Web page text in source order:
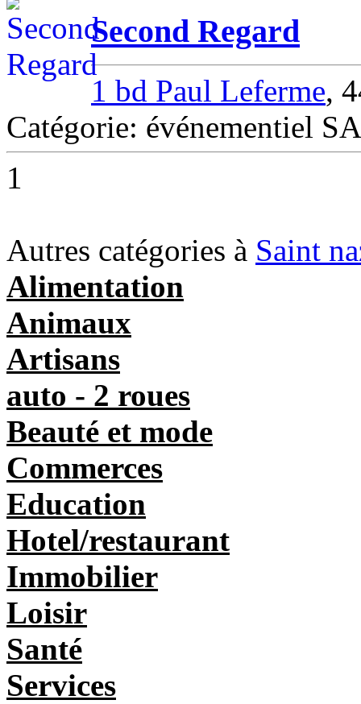
Second Regard
1 bd Paul Leferme,
Catégorie: événementiel
1
Autres catégories à Saint
Alimentation
Animaux
Artisans
auto - 2 roues
Beauté et mode
Commerces
Education
Hotel/restaurant
Immobilier
Loisir
Santé
Services